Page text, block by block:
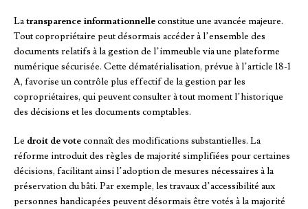
Latransparence informationnelleconstitue une avancée majeure.
Tout copropriétaire peut désormais accéder à l’ensemble des
documents relatifs à la gestion de l’immeuble via une plateforme
numérique sécurisée. Cette dématérialisation, prévue à l’article 18-1
A, favorise un contrôle plus effectif de la gestion par les
copropriétaires, qui peuvent consulter à tout moment l’historique
des décisions et les documents comptables.
Le droit de voteconnaît des modifications substantielles. La
réforme introduit des règles de majorité simplifiées pour certaines
décisions, facilitant ainsi l’adoption de mesures nécessaires à la
préservation du bâti. Par exemple, les travaux d’accessibilité aux
personnes handicapées peuvent désormais être votés à la majorité